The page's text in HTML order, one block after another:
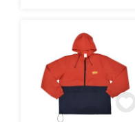
文も可能です。サンプルと
同型であればデザイン変更
可能、サイズはジュニア～
XLまで取扱いございます。
掲載されているウェア以外
の製作も可能です。お気軽
にご相談ください。10枚か
ら作成可能です。